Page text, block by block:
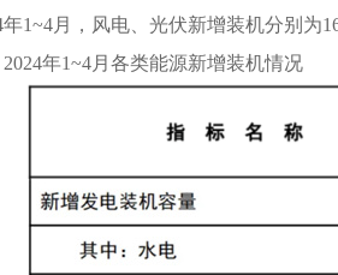
月，风电、光伏新增装机分别为
年1~4月各类能源新增装机情况